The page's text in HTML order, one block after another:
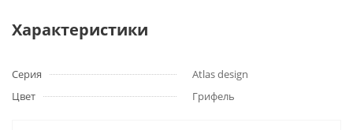
Характеристики
Серия
Atlas design
Цвет
Грифель